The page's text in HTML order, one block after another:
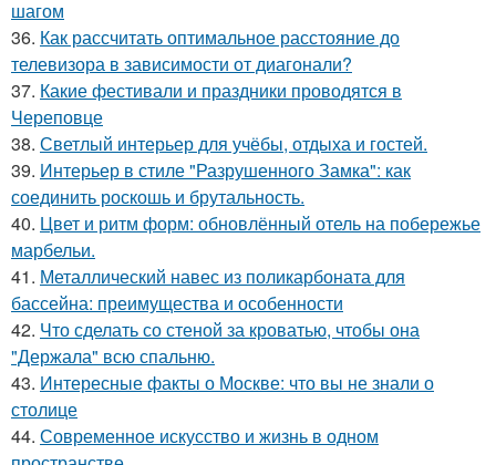
шагом
36. Как рассчитать оптимальное расстояние до
телевизора в зависимости от диагонали?
37. Какие фестивали и праздники проводятся в
Череповце
38. Светлый интерьер для учёбы, отдыха и гостей.
39. Интерьер в стиле "Разрушенного Замка": как
соединить роскошь и брутальность.
40. Цвет и ритм форм: обновлённый отель на побережье
марбельи.
41. Металлический навес из поликарбоната для
бассейна: преимущества и особенности
42. Что сделать со стеной за кроватью, чтобы она
"Держала" всю спальню.
43. Интересные факты о Москве: что вы не знали о
столице
44. Современное искусство и жизнь в одном